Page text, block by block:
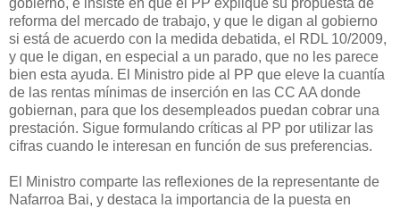
reforma del mercado de trabajo, y que le digan al gobierno
si está de acuerdo con la medida debatida, el RDL 10/2009,
y que le digan, en especial a un parado, que no les parece
bien esta ayuda. El Ministro pide al PP que eleve la cuantía
de las rentas mínimas de inserción en las CC AA donde
gobiernan, para que los desempleados puedan cobrar una
prestación. Sigue formulando críticas al PP por utilizar las
cifras cuando le interesan en función de sus preferencias.
El Ministro comparte las reflexiones de la representante de
Nafarroa Bai, y destaca la importancia de la puesta en